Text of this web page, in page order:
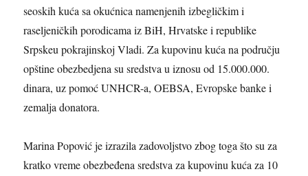
seoskih kuća saokućnica namenjenih izbegličkimi
raseljeničkih porodicama iz BiH, Hrvatske i republike
Srpskeu pokrajinskoj Vladi.Za kupovinu kuća na području
opštine obezbedjena susredstva u iznosu od 15.000.000.
dinara,uz pomoć UNHCR-a, OEBSA, Evropske banke i
zemalja donatora.
Marina Popovićje izrazilazadovoljstvo zbog toga što su za
kratko vreme obezbeđena sredstva za kupovinu kuća za 10